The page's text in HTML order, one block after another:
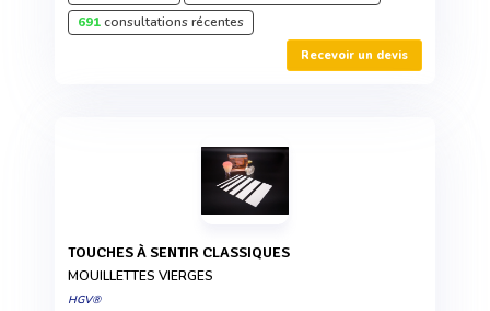
691consultations récentes
Recevoir un devis
TOUCHES À SENTIR CLASSIQUES
MOUILLETTES VIERGES
HGV®